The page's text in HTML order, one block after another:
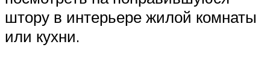
штору в интерьере жилой комнаты
или кухни.